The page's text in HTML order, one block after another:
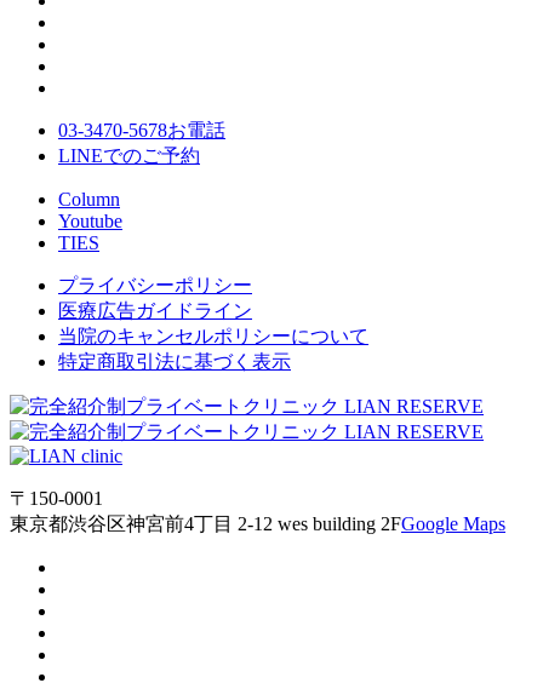
03-3470-5678お電話
LINEでのご予約
Column
Youtube
TIES
プライバシーポリシー
医療広告ガイドライン
当院のキャンセルポリシーについて
特定商取引法に基づく表示
〒150-0001
東京都渋谷区神宮前4丁目 2-12 wes building 2FGoogle Maps